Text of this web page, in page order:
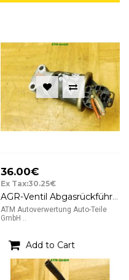
36.00€
Ex Tax:30.25€
AGR-Ventil Abgasrückführventil AGR Ventil Daewoo Matiz 96612359
ATM Autoverwertung Auto-Teile
GmbH ..
Add to Cart